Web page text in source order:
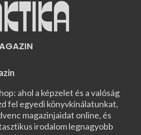
ahol a képzelet és a valóság
fel egyedi könyvkínálatunkat,
magazinjaidat online, és
irodalom legnagyobb